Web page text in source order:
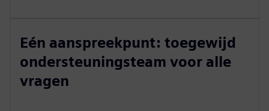
Eén aanspreekpunt: toegewijd
ondersteuningsteam voor alle
vragen